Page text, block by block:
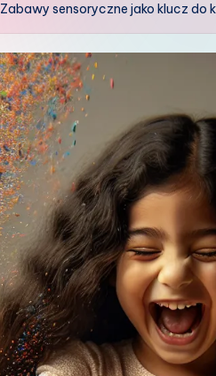
Zabawy sensoryczne jako klucz do